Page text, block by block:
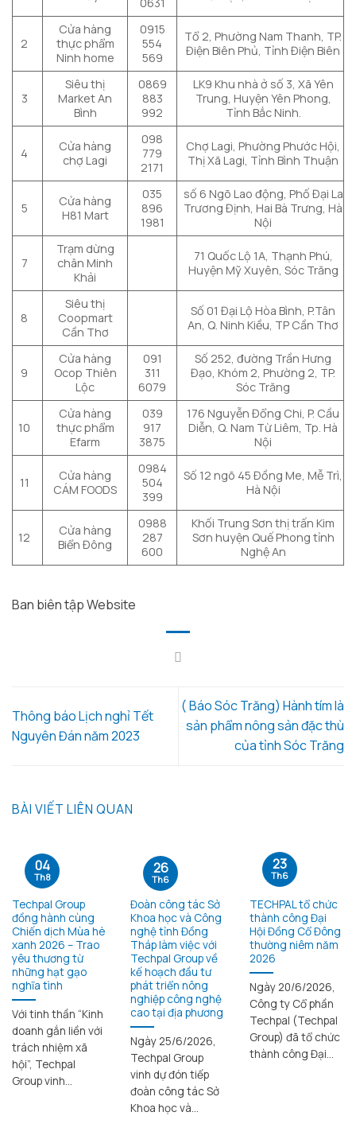
2
Cửa hàng
thực phẩm
Ninh home
0915
554
569
Tổ 2, Phường Nam Thanh, TP.
Điện Biên Phủ, Tỉnh Điện Biên
3
Siêu thị
Market An
Bình
0869
883
992
LK9 Khu nhà ở số 3, Xã Yên
Trung, Huyện Yên Phong,
Tỉnh Bắc Ninh.
4
Cửa hàng
chợ Lagi
098
779
2171
Chợ Lagi, Phường Phước Hội,
Thị Xã Lagi, Tỉnh Bình Thuận
5
Cửa hàng
H81 Mart
035
896
1981
số 6 Ngõ Lao động, Phố Đại La
Trương Định, Hai Bà Trưng, Hà
Nội
7
Trạm dừng
chân Minh
Khải
71 Quốc Lộ 1A, Thạnh Phú,
Huyện Mỹ Xuyên, Sóc Trăng
8
Siêu thị
Coopmart
Cần Thơ
Số 01 Đại Lộ Hòa Bình, P.Tân
An, Q. Ninh Kiều, TP Cần Thơ
9
Cửa hàng
Ocop Thiên
Lộc
091
311
6079
Số 252, đường Trần Hưng
Đạo, Khóm 2, Phường 2, TP.
Sóc Trăng
10
Cửa hàng
thực phẩm
Efarm
039
917
3875
176 Nguyễn Đổng Chi, P. Cầu
Diễn, Q. Nam Từ Liêm, Tp. Hà
Nội
11
Cửa hàng
CÁM FOODS
0984
504
399
Số 12 ngõ 45 Đồng Me, Mễ Trì,
Hà Nội
12
Cửa hàng
Biển Đông
0988
287
600
Khối Trung Sơn thị trấn Kim
Sơn huyện Quế Phong tỉnh
Nghệ An
Ban biên tập Website
Thông báo Lịch nghỉ Tết
Nguyên Đán năm 2023
( Báo Sóc Trăng) Hành tím là
sản phẩm nông sản đặc thù
của tỉnh Sóc Trăng
BÀI VIẾT LIÊN QUAN
Techpal Group
đồng hành cùng
Chiến dịch Mùa hè
xanh 2026 – Trao
yêu thương từ
những hạt gạo
nghĩa tình
Với tinh thần “Kinh
doanh gắn liền với
trách nhiệm xã
hội”, Techpal
Group vinh...
04
Th8
Đoàn công tác Sở
Khoa học và Công
nghệ tỉnh Đồng
Tháp làm việc với
Techpal Group về
kế hoạch đầu tư
phát triển nông
nghiệp công nghệ
cao tại địa phương
Ngày 25/6/2026,
Techpal Group
vinh dự đón tiếp
đoàn công tác Sở
Khoa học và...
26
Th6
TECHPAL tổ chức
thành công Đại
Hội Đồng Cổ Đông
thường niêm năm
2026
Ngày 20/6/2026,
Công ty Cổ phần
Techpal (Techpal
Group) đã tổ chức
thành công Đại...
23
Th6